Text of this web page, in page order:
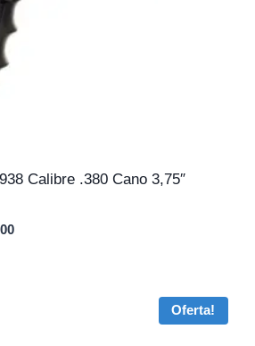
Calibre .380 Cano 3,75″
O
Oferta!